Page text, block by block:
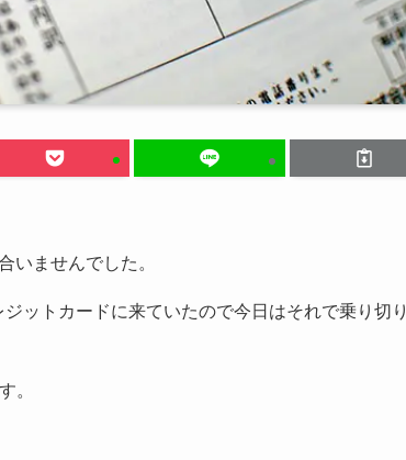
ませんでした。
ットカードに来ていたので今日はそれで乗り切り
。